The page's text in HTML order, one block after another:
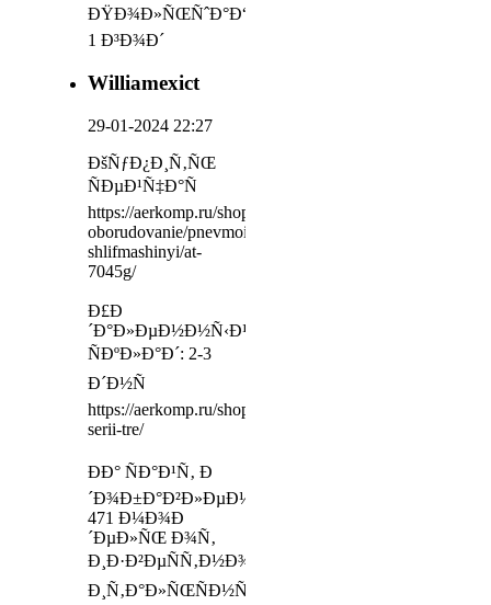
ÐŸÐ¾Ð»ÑŒÑˆÐ°Ð“Ð°Ñ€Ð°Ð½Ñ‚Ð¸Ñ:
1 Ð³Ð¾Ð´
Williamexict
29-01-2024 22:27
ÐšÑƒÐ¿Ð¸Ñ‚ÑŒ
ÑÐµÐ¹Ñ‡Ð°Ñ
https://aerkomp.ru/shop/kompressornoe-
oborudovanie/pnevmoinstrument/uglovyie-
shlifmashinyi/at-
7045g/
Ð£Ð
´Ð°Ð»ÐµÐ½Ð½Ñ‹Ð¹
ÑÐºÐ»Ð°Ð´: 2-3
Ð´Ð½Ñ
https://aerkomp.ru/shop/kompressoryi/
serii-tre/
ÐÐ° ÑÐ°Ð¹Ñ‚ Ð
´Ð¾Ð±Ð°Ð²Ð»ÐµÐ½Ð°
471 Ð¼Ð¾Ð
´ÐµÐ»ÑŒ Ð¾Ñ‚
Ð¸Ð·Ð²ÐµÑÑ‚Ð½Ð¾Ð³Ð¾
Ð¸Ñ‚Ð°Ð»ÑŒÑÐ½ÑÐºÐ¾Ð³Ð¾